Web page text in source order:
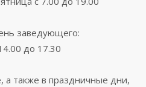
заведующего:
до 17.30
а также в праздничные дни,